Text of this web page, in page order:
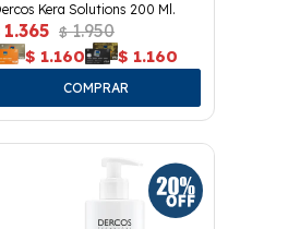
Kera Solutions 200 Ml.
1.365 $ 1.950
$ 1.160 $ 1.160